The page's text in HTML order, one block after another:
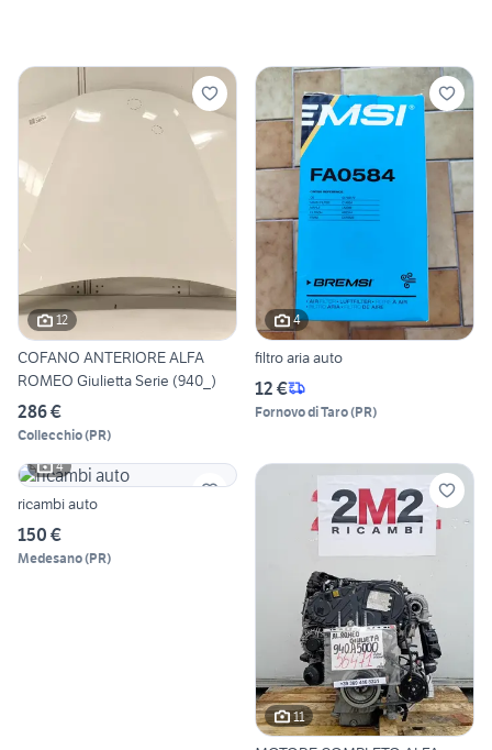
12
COFANO ANTERIORE ALFA
ROMEO Giulietta Serie (940_)
286 €
Collecchio(PR)
4
filtro aria auto
12 €
Fornovo di Taro(PR)
4
ricambi auto
150 €
Medesano(PR)
11